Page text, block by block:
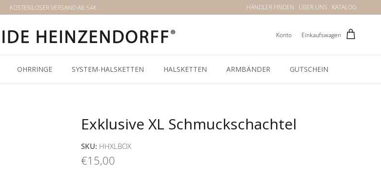
KOSTENLOSER VERSAND AB 54€ HÄNDLER FINDEN ÜBER UNS KATALOG
Konto Einkaufswagen
OHRRINGE SYSTEM-HALSKETTEN HALSKETTEN ARMBÄNDER GUTSCHEIN
Exklusive XL Schmuckschachtel
SKU: HHXLBOX
€15,00